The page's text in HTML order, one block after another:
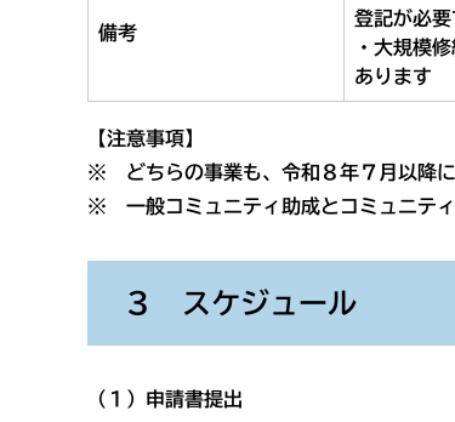
備考
登記が必要
・大規模
あります
【注意事項】
※ どちらの事業も、 令和８年７月以降
※ 一般コミュニティ助成とコミュニティ
３ スケジュール
（１）申請書提出